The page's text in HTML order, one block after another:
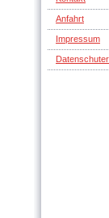
Anfahrt
Impressum